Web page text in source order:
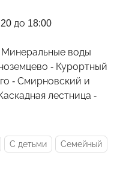
до 18:00
Минеральные воды
- Курортный
- Смирновский и
лестница -
С детьми Семейный